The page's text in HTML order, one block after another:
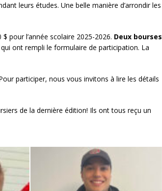
leurs études. Une belle manière d’arrondir les
pour l’année scolaire 2025-2026. Deux bourses
ont rempli le formulaire de participation. La
participer, nous vous invitons à lire les détails
de la dernière édition! Ils ont tous reçu un